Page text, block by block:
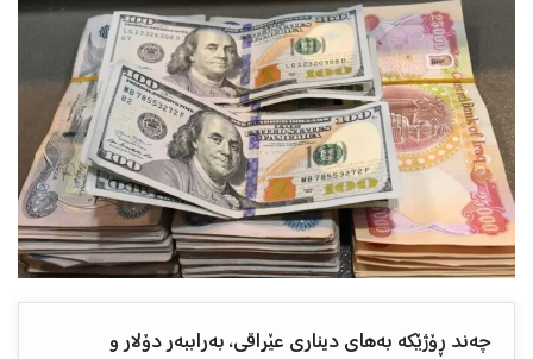
چەند ڕۆژێکە بەهای دیناری عێراقی، بەراببەر دۆلار و